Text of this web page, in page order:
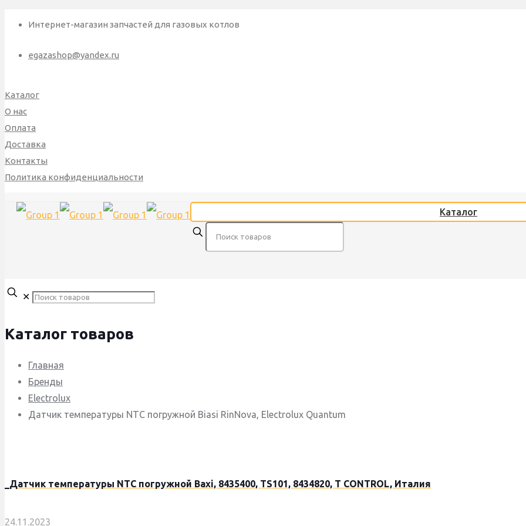
Интернет-магазин запчастей для газовых котлов
egazashop@yandex.ru
Каталог
О нас
Оплата
Доставка
Контакты
Политика конфиденциальности
Каталог
✕
Каталог товаров
Главная
Бренды
Electrolux
Датчик температуры NTC погружной Biasi RinNova, Electrolux Quantum
_Датчик температуры NTC погружной Baxi, 8435400, TS101, 8434820, T CONTROL, Италия
24.11.2023